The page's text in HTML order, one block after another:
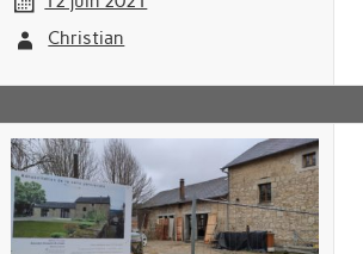
Christian